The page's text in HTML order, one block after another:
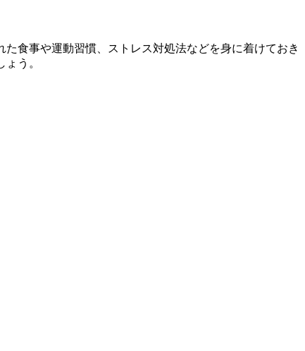
食事や運動習慣、ストレス対処法などを身に着けておき
う。